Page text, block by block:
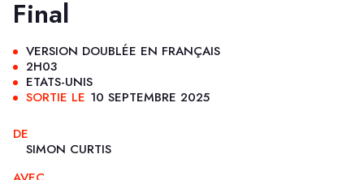
Final
VERSION DOUBLÉE EN FRANÇAIS
2H03
ETATS-UNIS
SORTIE LE 10 SEPTEMBRE 2025
DE
SIMON CURTIS